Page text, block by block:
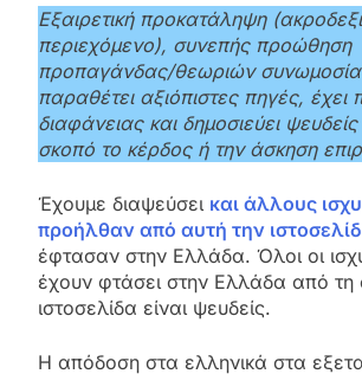
Εξαιρετική προκατάληψη
περιεχόμενο), συνεπής προώθηση
προπαγάνδας/θεωριών
παραθέτει αξιόπιστες πηγές, έχει
διαφάνειας και δημοσιεύει ψευδείς
σκοπό το κέρδος ή την άσκηση
Έχουμε διαψεύσει και άλλους
προήλθαν από αυτή την
έφτασαν στην Ελλάδα. Όλοι οι
έχουν φτάσει στην Ελλάδα από τη
ιστοσελίδα είναι ψευδείς.
Η απόδοση στα ελληνικά στα